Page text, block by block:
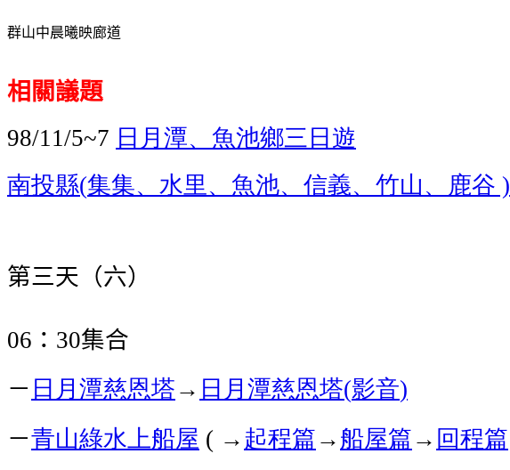
群山中晨曦映廊道
相關議題
98/11/5~7 日月潭、魚池鄉三日遊
南投縣(集集、水里、魚池、信義、竹山、鹿谷 )
第三天（六）
06 ： 30集合
－ 日月潭慈恩塔→ 日月潭慈恩塔(影音)
－青山綠水上船屋 ( →起程篇→船屋篇→回程篇